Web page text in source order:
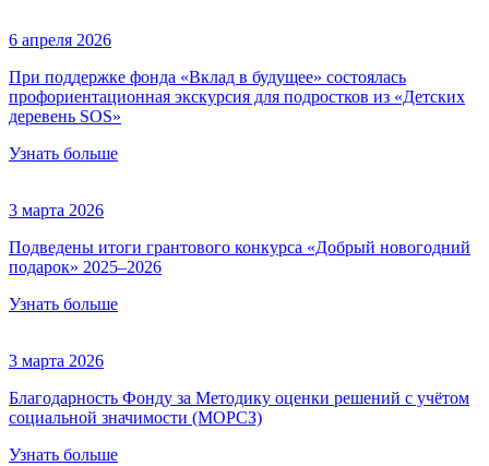
6 апреля 2026
При поддержке фонда «Вклад в будущее» состоялась
профориентационная экскурсия для подростков из «Детских
деревень SOS»
Узнать больше
3 марта 2026
Подведены итоги грантового конкурса «Добрый новогодний
подарок» 2025–2026
Узнать больше
3 марта 2026
Благодарность Фонду за Методику оценки решений с учётом
социальной значимости (МОРСЗ)
Узнать больше